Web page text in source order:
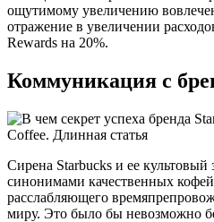
ощутимому увеличению
отражение в увеличении
Rewards на 20%.
Коммуникация с
Сирена Starbucks и ее культовый
синонимами качественных
расслабляющего
миру. Это было бы невозможно